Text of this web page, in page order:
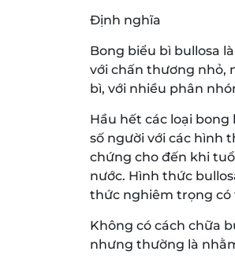
Định nghĩa
Bong biểu bì bullosa
với chấn thương nhỏ,
bì, với nhiều phân
Hầu hết các loại
số người với các hình
chứng cho đến khi
nước. Hình thức
thức nghiêm trọng có
Không có cách chữa
nhưng thường là